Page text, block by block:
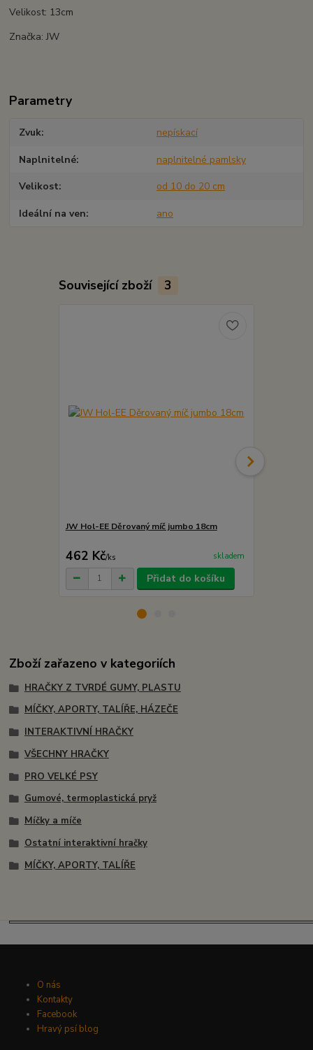
Velikost: 13cm
Značka: JW
Parametry
Zvuk nepískací
Naplnitelné naplnitelné pamlsky
Velikost od 10 do 20 cm
Ideální na ven ano
Související zboží 3
JW Hol-EE Děrovaný míč jumbo 18cm
462 Kč/ks skladem
Přidat do košíku
Zboží zařazeno v kategoriích
HRAČKY Z TVRDÉ GUMY, PLASTU
MÍČKY, APORTY, TALÍŘE, HÁZEČE
INTERAKTIVNÍ HRAČKY
VŠECHNY HRAČKY
PRO VELKÉ PSY
Gumové, termoplastická pryž
Míčky a míče
Ostatní interaktivní hračky
MÍČKY, APORTY, TALÍŘE
O nás
Kontakty
Facebook
Hravý psí blog